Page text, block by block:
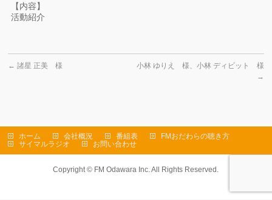
【内容】
活動紹介
← 諸星 正美 様
小林 ゆりえ 様、小林 ディビット 様
→
ホーム 会社概況 番組表
FMおだわらの聴き方
サイマルラジオ
お問い合わせ
Copyright © FM Odawara Inc. All Rights Reserved.